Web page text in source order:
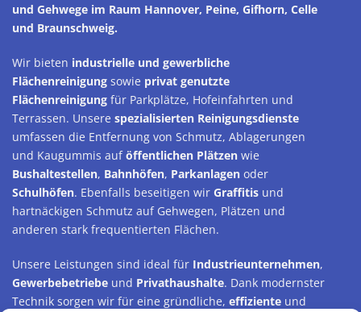
und Gehwege im Raum Hannover, Peine, Gifhorn, Celle
und Braunschweig.
Wir bieten industrielle und gewerbliche
Flächenreinigung sowie privat genutzte
Flächenreinigung für Parkplätze, Hofeinfahrten und
Terrassen. Unsere spezialisierten Reinigungsdienste
umfassen die Entfernung von Schmutz, Ablagerungen
und Kaugummis auföffentlichen Plätzen wie
Bushaltestellen, Bahnhöfen, Parkanlagen oder
Schulhöfen. Ebenfalls beseitigen wir Graffitis und
hartnäckigen Schmutz auf Gehwegen, Plätzen und
anderen stark frequentierten Flächen.
Unsere Leistungen sind ideal für Industrieunternehmen,
Gewerbebetriebe und Privathaushalte. Dank modernster
Technik sorgen wir für eine gründliche, effiziente und